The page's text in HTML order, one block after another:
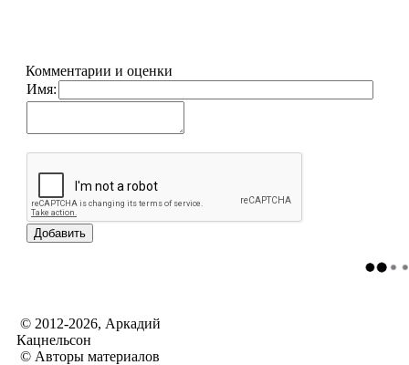
Комментарии и оценки
Имя:
© 2012-2026, Аркадий
Кацнельсон
© Авторы материалов